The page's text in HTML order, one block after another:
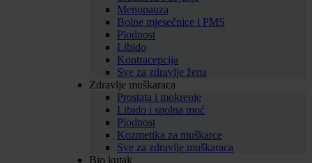
Menopauza
Bolne mjesečnice i PMS
Plodnost
Libido
Kontracepcija
Sve za zdravlje žena
Zdravlje muškaraca
Prostata i mokrenje
Libido i spolna moć
Plodnost
Kozmetika za muškarce
Sve za zdravlje muškaraca
Bio kutak